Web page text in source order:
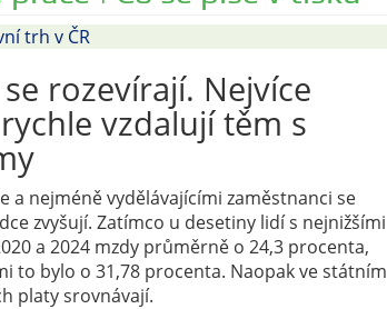
trh v ČR
rozevírají. Nejvíce
vzdalují těm s
a nejméně vydělávajícími zaměstnanci se
zvyšují. Zatímco u desetiny lidí s nejnižšími
a 2024 mzdy průměrně o 24,3 procenta,
to bylo o 31,78 procenta. Naopak ve státním
platy srovnávají.